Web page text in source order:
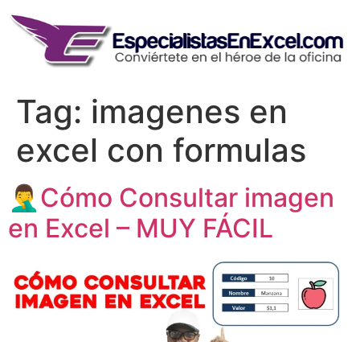
content
Tag: imagenes en
excel con formulas
🤦‍♂️Cómo Consultar imagen
en Excel – MUY FÁCIL